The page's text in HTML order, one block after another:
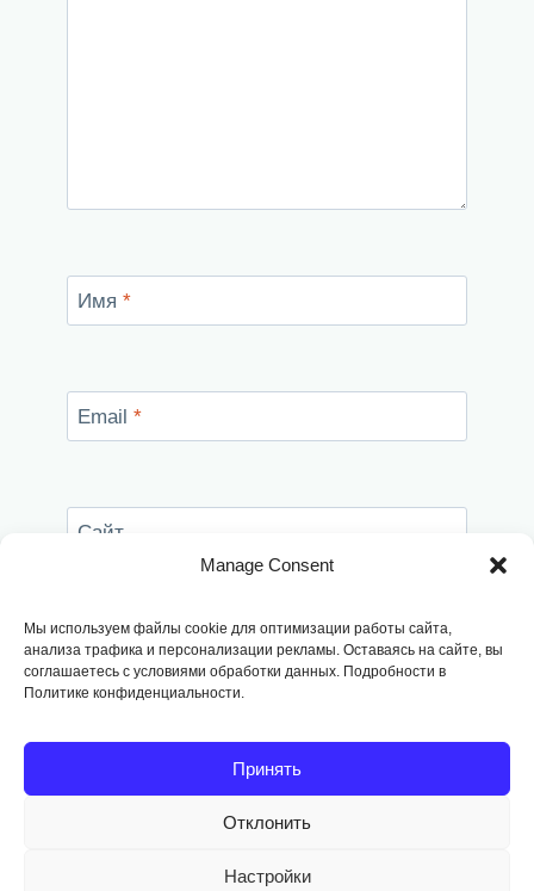
Manage Consent
Мы используем файлы cookie для оптимизации работы сайта,
анализа трафика и персонализации рекламы. Оставаясь на сайте, вы
соглашаетесь с условиями обработки данных. Подробности в
Политике конфиденциальности.
Принять
Отклонить
Настройки
Имя *
Email *
Сайт
этом браузере для последующих моих
комментариев.